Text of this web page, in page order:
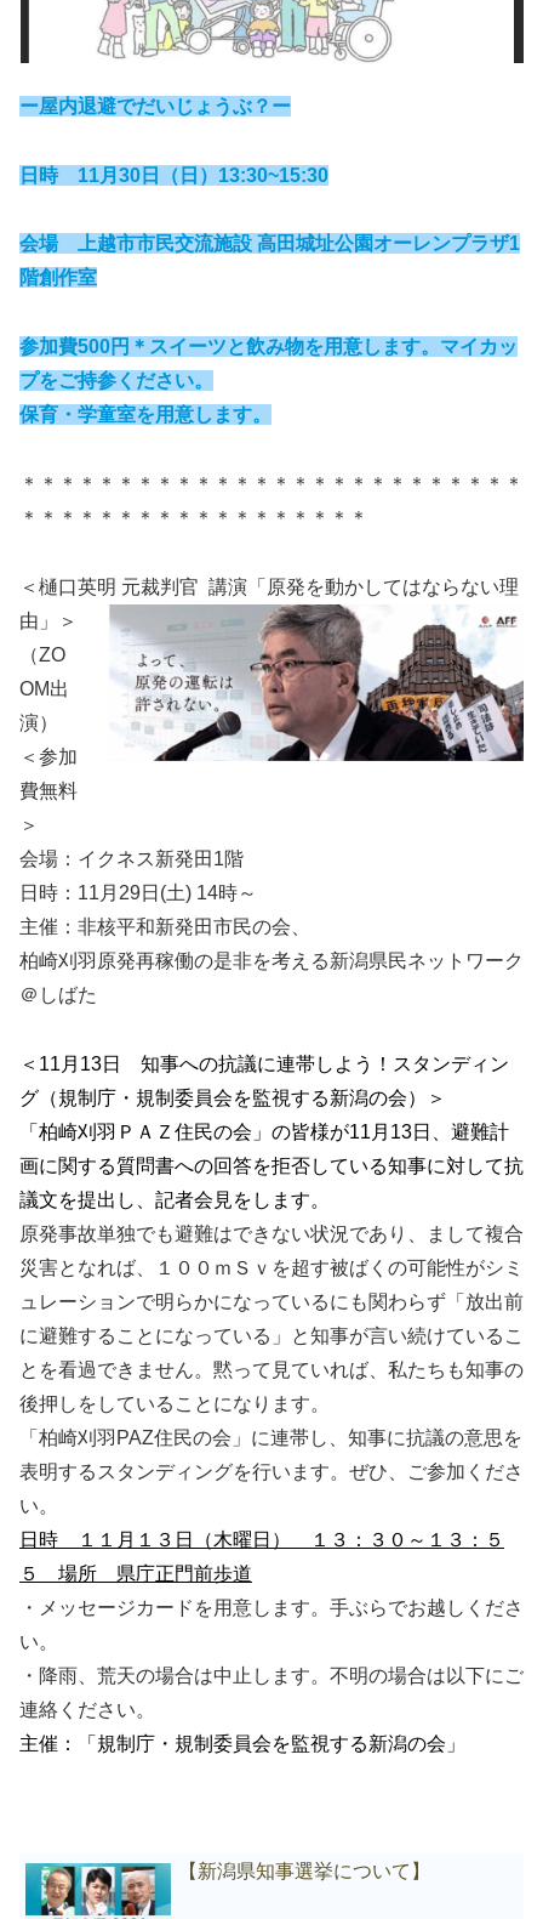
ー屋内退避でだいじょうぶ？ー
日時 11月30日（日）13:30~15:30
会場 上越市市民交流施設 高田城址公園オーレンプラザ1
階創作室
参加費500円＊スイーツと飲み物を用意します。マイカッ
プをご持参ください。
保育・学童室を用意します。
＊＊＊＊＊＊＊＊＊＊＊＊＊＊＊＊＊＊＊＊＊＊＊＊＊＊
＊＊＊＊＊＊＊＊＊＊＊＊＊＊＊＊＊＊
＜樋口英明 元裁判官 講演「原発を動かしてはならない理
由」＞
（ZO
OM出
演）
＜参加
費無料
＞
会場：イクネス新発田1階
日時：11月29日(土) 14時～
主催：非核平和新発田市民の会、
柏崎刈羽原発再稼働の是非を考える新潟県民ネットワーク
＠しばた
＜11月13日 知事への抗議に連帯しよう！スタンディン
グ（規制庁・規制委員会を監視する新潟の会）＞
「柏崎刈羽ＰＡＺ住民の会」 の皆様が11月13日、避難計
画に関する質問書への回答を拒否している知事に対して抗
議文を提出し、 記者会見をします。
原発事故単独でも避難はできない状況であり、
まして複合
災害となれば、
１００ｍＳｖを超す被ばくの可能性がシミ
ュレーションで明らかになっているにも関わらず「放出前
に避難することになっている」
と知事が言い続けているこ
とを看過できません。 黙って見ていれば、 私たちも知事の
後押しをしていることになります。
「柏崎刈羽PAZ住民の会」に連帯し、 知事に抗議の意思を
表明するスタンディングを行います。 ぜひ、
ご参加くださ
い。
日時 １１月１３日（木曜日） １３：３０～１３：５
５ 場所 県庁正門前歩道
・メッセージカードを用意します。手ぶらでお越しくださ
い。
・降雨、荒天の場合は中止します。不明の場合は以下にご
連絡ください。
主催 ：「規制庁・規制委員会を監視する新潟の会」
【新潟県知事選挙について】